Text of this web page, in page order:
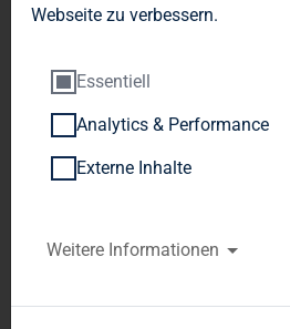
TAG Immobilien
40 Abs. 1
Verbreitung
Webseite zu verbessern.
Essentiell
Analytics & Performance
Externe Inhalte
Weitere Informationen